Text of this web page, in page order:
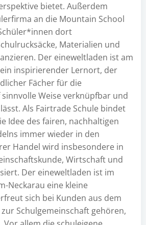
bietet. Außerdem
an die Mountain School
dort
Materialien und
Der eineweltladen ist am
inspirierender Lernort, der
Fächer für die
Weise verknüpfbar und
Als Fairtrade Schule bindet
Idee des fairen, nachhaltigen
immer wieder in den
Handel wird insbesondere in
Wirtschaft und
Der eineweltladen ist im
Neckarau eine kleine
sich bei Kunden aus dem
Schulgemeinschaft gehören,